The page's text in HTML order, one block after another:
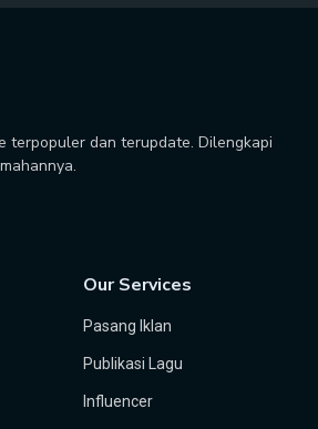
terpopuler dan terupdate. Dilengkapi
Our Services
Pasang Iklan
Publikasi Lagu
Influencer